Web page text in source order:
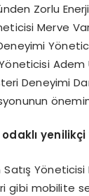
Zorlu
Merve
Adem
Deneyimi
odaklı yenilikçi
mobilite